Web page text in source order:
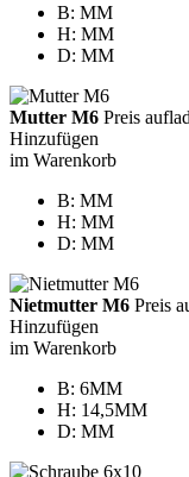
B: MM
H: MM
D: MM
Mutter M6 Preis
Hinzufügen
im Warenkorb
B: MM
H: MM
D: MM
Nietmutter M6 Preis
Hinzufügen
im Warenkorb
B: 6MM
H: 14,5MM
D: MM